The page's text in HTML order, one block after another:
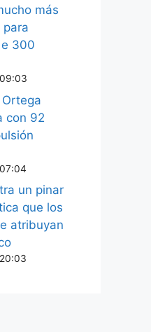
más
300
con 92
un pinar
que los
atribuyan